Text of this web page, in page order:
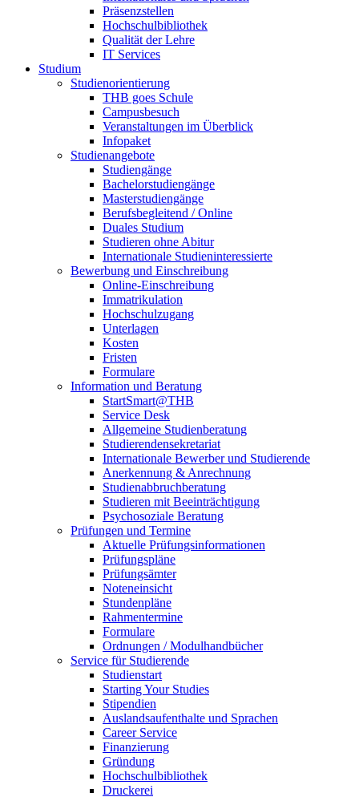
Präsenzstellen
Hochschulbibliothek
Qualität der Lehre
IT Services
Studium
Studienorientierung
THB goes Schule
Campusbesuch
Veranstaltungen im Überblick
Infopaket
Studienangebote
Studiengänge
Bachelorstudiengänge
Masterstudiengänge
Berufsbegleitend / Online
Duales Studium
Studieren ohne Abitur
Internationale Studieninteressierte
Bewerbung und Einschreibung
Online-Einschreibung
Immatrikulation
Hochschulzugang
Unterlagen
Kosten
Fristen
Formulare
Information und Beratung
StartSmart@THB
Service Desk
Allgemeine Studienberatung
Studierendensekretariat
Internationale Bewerber und Studierende
Anerkennung & Anrechnung
Studienabbruchberatung
Studieren mit Beeinträchtigung
Psychosoziale Beratung
Prüfungen und Termine
Aktuelle Prüfungsinformationen
Prüfungspläne
Prüfungsämter
Noteneinsicht
Stundenpläne
Rahmentermine
Formulare
Ordnungen / Modulhandbücher
Service für Studierende
Studienstart
Starting Your Studies
Stipendien
Auslandsaufenthalte und Sprachen
Career Service
Finanzierung
Gründung
Hochschulbibliothek
Druckerei